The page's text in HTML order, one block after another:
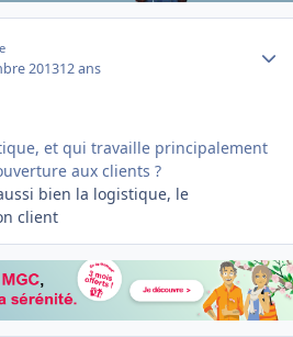
201312 ans
et qui travaille principalement
aux clients ?
bien la logistique, le
client